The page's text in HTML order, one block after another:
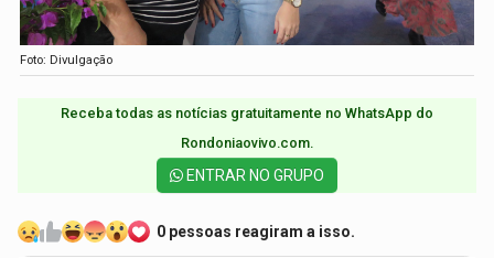
Foto: Divulgação
Receba todas as notícias gratuitamente no WhatsApp do
Rondoniaovivo.com.​
ENTRAR NO GRUPO
0 pessoas reagiram a isso.